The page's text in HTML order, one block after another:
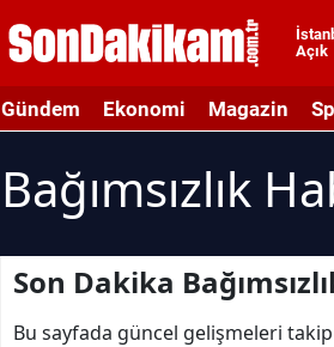
Açık
Gündem Ekonomi Magazin
Bağımsızlık
Son Dakika
Bu sayfada güncel gelişmeleri takip